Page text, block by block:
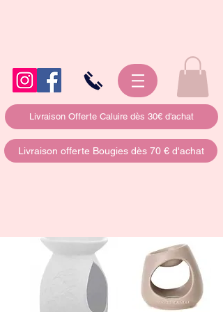
Livraison Offerte Caluire dès 30€ d'achat
Livraison offerte Bougies dès 70 € d'achat